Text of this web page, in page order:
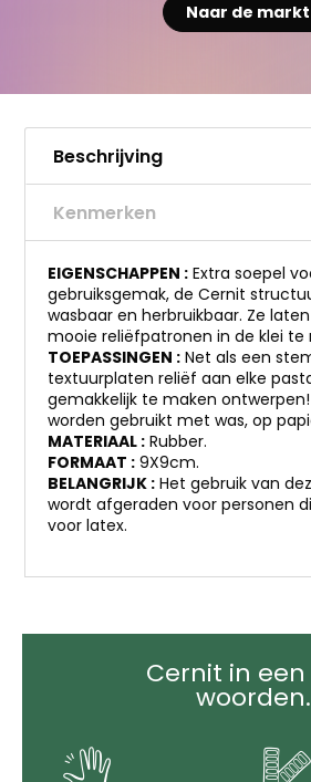
Naar de markt
Beschrijving
Kenmerken
EIGENSCHAPPEN : Extra soepel
gebruiksgemak, de Cernit
wasbaar en herbruikbaar. Ze
mooie reliëfpatronen in de klei te
TOEPASSINGEN : Net als een
textuurplaten reliëf aan elke
gemakkelijk te maken
worden gebruikt met was, op
MATERIAAL : Rubber.
FORMAAT : 9X9cm.
BELANGRIJK : Het gebruik van
wordt afgeraden voor personen
voor latex.
Cernit in